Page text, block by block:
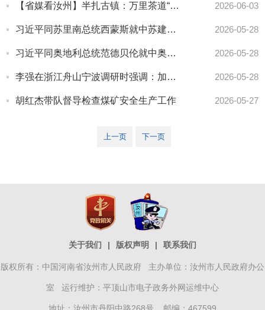
【省媒看汝州】半扎古镇：万里茶道“住不完的半扎店” 2026-06-03
习近平同苏里南总统西蒙斯就中苏建交50周年互致贺电 2026-05-28
习近平同奥地利总统范德贝伦就中奥建交55周年互致贺电 2026-05-28
李强在浙江舟山宁波调研时强调：加快建设大宗商品资源配置枢纽 为统筹发展和安全提供可靠保障 2026-05-28
胡红杰带队督导检查煤矿安全生产工作 2026-05-27
上一页 下一页
关于我们 | 版权声明 | 联系我们
版权所有：中国河南省汝州市人民政府 主办单位：汝州市人民政府办公
室 运行维护：平顶山市电子政务外网运维中心